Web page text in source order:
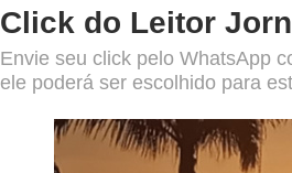
Click do Leitor
Envie seu click pelo WhatsApp
ele poderá ser escolhido para